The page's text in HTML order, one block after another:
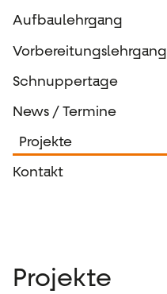
Aufbaulehrgang
Vorbereitungslehrgang
Schnuppertage
News / Termine
Projekte
Kontakt
Projekte